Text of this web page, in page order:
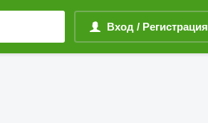
Вход / Регистрация